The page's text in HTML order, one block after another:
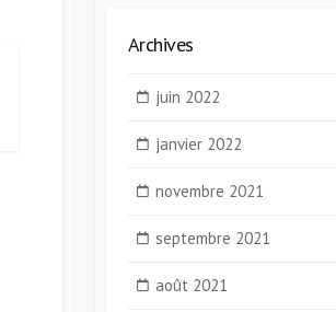
Archives
juin 2022
janvier 2022
novembre 2021
septembre 2021
août 2021